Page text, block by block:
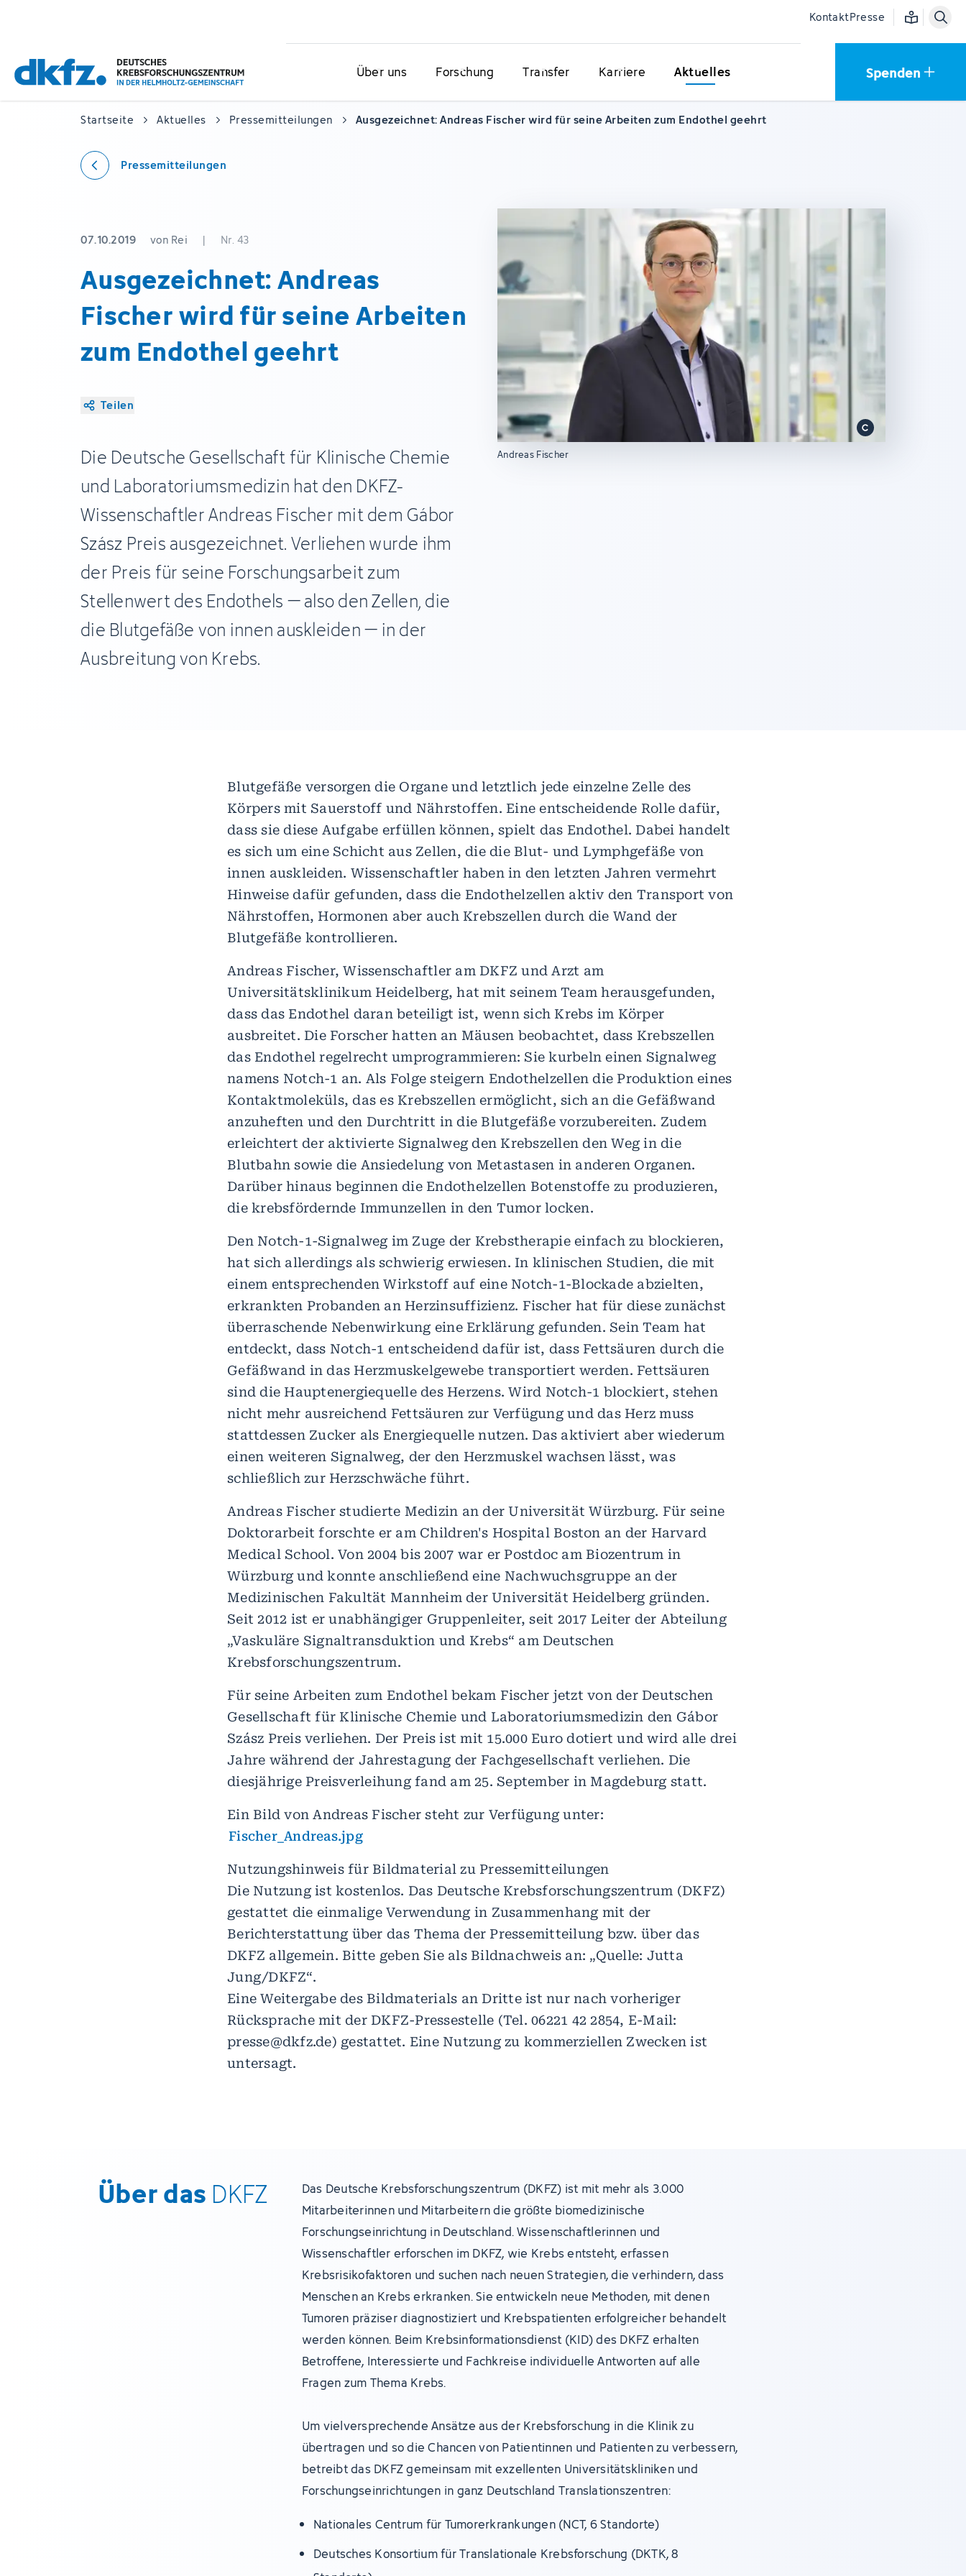
KontaktPresse Einfache
Über uns Forschung Transfer Karriere Aktuelles Spenden
Startseite Aktuelles Pressemitteilungen Ausgezeichnet: Andreas Fischer wird für seine Arbeiten zum Endothel geehrt
Pressemitteilungen
07.10.2019 von Rei | Nr. 43
Ausgezeichnet: Andreas
Fischer wird für seine Arbeiten
zum Endothel geehrt
Teilen
Die Deutsche Gesellschaft für Klinische Chemie
und Laboratoriumsmedizin hat den DKFZ-
Wissenschaftler Andreas Fischer mit dem Gábor
Szász Preis ausgezeichnet. Verliehen wurde ihm
der Preis für seine Forschungsarbeit zum
Stellenwert des Endothels – also den Zellen, die
die Blutgefäße von innen auskleiden – in der
Ausbreitung von Krebs.
Andreas Fischer
Blutgefäße versorgen die Organe und letztlich jede einzelne Zelle des
Körpers mit Sauerstoff und Nährstoffen. Eine entscheidende Rolle dafür,
dass sie diese Aufgabe erfüllen können, spielt das Endothel. Dabei handelt
es sich um eine Schicht aus Zellen, die die Blut- und Lymphgefäße von
innen auskleiden. Wissenschaftler haben in den letzten Jahren vermehrt
Hinweise dafür gefunden, dass die Endothelzellen aktiv den Transport von
Nährstoffen, Hormonen aber auch Krebszellen durch die Wand der
Blutgefäße kontrollieren.
Andreas Fischer, Wissenschaftler am DKFZ und Arzt am
Universitätsklinikum Heidelberg, hat mit seinem Team herausgefunden,
dass das Endothel daran beteiligt ist, wenn sich Krebs im Körper
ausbreitet. Die Forscher hatten an Mäusen beobachtet, dass Krebszellen
das Endothel regelrecht umprogrammieren: Sie kurbeln einen Signalweg
namens Notch-1 an. Als Folge steigern Endothelzellen die Produktion eines
Kontaktmoleküls, das es Krebszellen ermöglicht, sich an die Gefäßwand
anzuheften und den Durchtritt in die Blutgefäße vorzubereiten. Zudem
erleichtert der aktivierte Signalweg den Krebszellen den Weg in die
Blutbahn sowie die Ansiedelung von Metastasen in anderen Organen.
Darüber hinaus beginnen die Endothelzellen Botenstoffe zu produzieren,
die krebsfördernde Immunzellen in den Tumor locken.
Den Notch-1-Signalweg im Zuge der Krebstherapie einfach zu blockieren,
hat sich allerdings als schwierig erwiesen. In klinischen Studien, die mit
einem entsprechenden Wirkstoff auf eine Notch-1-Blockade abzielten,
erkrankten Probanden an Herzinsuffizienz. Fischer hat für diese zunächst
überraschende Nebenwirkung eine Erklärung gefunden. Sein Team hat
entdeckt, dass Notch-1 entscheidend dafür ist, dass Fettsäuren durch die
Gefäßwand in das Herzmuskelgewebe transportiert werden. Fettsäuren
sind die Hauptenergiequelle des Herzens. Wird Notch-1 blockiert, stehen
nicht mehr ausreichend Fettsäuren zur Verfügung und das Herz muss
stattdessen Zucker als Energiequelle nutzen. Das aktiviert aber wiederum
einen weiteren Signalweg, der den Herzmuskel wachsen lässt, was
schließlich zur Herzschwäche führt.
Andreas Fischer studierte Medizin an der Universität Würzburg. Für seine
Doktorarbeit forschte er am Children's Hospital Boston an der Harvard
Medical School. Von 2004 bis 2007 war er Postdoc am Biozentrum in
Würzburg und konnte anschließend eine Nachwuchsgruppe an der
Medizinischen Fakultät Mannheim der Universität Heidelberg gründen.
Seit 2012 ist er unabhängiger Gruppenleiter, seit 2017 Leiter der Abteilung
„Vaskuläre Signaltransduktion und Krebs“ am Deutschen
Krebsforschungszentrum.
Für seine Arbeiten zum Endothel bekam Fischer jetzt von der Deutschen
Gesellschaft für Klinische Chemie und Laboratoriumsmedizin den Gábor
Szász Preis verliehen. Der Preis ist mit 15.000 Euro dotiert und wird alle drei
Jahre während der Jahrestagung der Fachgesellschaft verliehen. Die
diesjährige Preisverleihung fand am 25. September in Magdeburg statt.
Ein Bild von Andreas Fischer steht zur Verfügung unter:
Fischer_Andreas.jpg
Nutzungshinweis für Bildmaterial zu Pressemitteilungen
Die Nutzung ist kostenlos. Das Deutsche Krebsforschungszentrum (DKFZ)
gestattet die einmalige Verwendung in Zusammenhang mit der
Berichterstattung über das Thema der Pressemitteilung bzw. über das
DKFZ allgemein. Bitte geben Sie als Bildnachweis an: „Quelle: Jutta
Jung/DKFZ“.
Eine Weitergabe des Bildmaterials an Dritte ist nur nach vorheriger
Rücksprache mit der DKFZ-Pressestelle (Tel. 06221 42 2854, E-Mail:
presse@dkfz.de) gestattet. Eine Nutzung zu kommerziellen Zwecken ist
untersagt.
Über das DKFZ
Das Deutsche Krebsforschungszentrum (DKFZ) ist mit mehr als 3.000
Mitarbeiterinnen und Mitarbeitern die größte biomedizinische
Forschungseinrichtung in Deutschland. Wissenschaftlerinnen und
Wissenschaftler erforschen im DKFZ, wie Krebs entsteht, erfassen
Krebsrisikofaktoren und suchen nach neuen Strategien, die verhindern, dass
Menschen an Krebs erkranken. Sie entwickeln neue Methoden, mit denen
Tumoren präziser diagnostiziert und Krebspatienten erfolgreicher behandelt
werden können. Beim Krebsinformationsdienst (KID) des DKFZ erhalten
Betroffene, Interessierte und Fachkreise individuelle Antworten auf alle
Fragen zum Thema Krebs.
Um vielversprechende Ansätze aus der Krebsforschung in die Klinik zu
übertragen und so die Chancen von Patientinnen und Patienten zu verbessern,
betreibt das DKFZ gemeinsam mit exzellenten Universitätskliniken und
Forschungseinrichtungen in ganz Deutschland Translationszentren:
Nationales Centrum für Tumorerkrankungen (NCT, 6 Standorte)
Deutsches Konsortium für Translationale Krebsforschung (DKTK, 8